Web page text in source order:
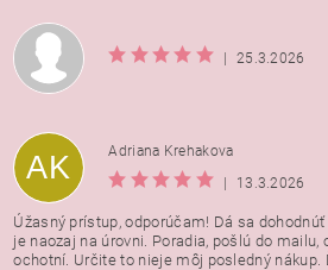
| 25.3.2026
AK
Adriana Krehakova
|
13.3.2026
Úžasný prístup, odporúčam! Dá sa
je naozaj na úrovni. Poradia, pošlú do mailu,
ochotní. Určite to nieje môj posledný nákup.